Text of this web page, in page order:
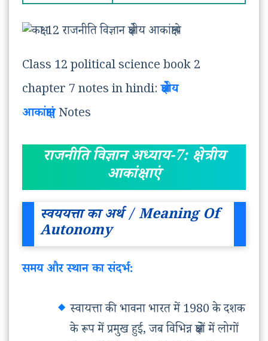
Class 12 political science book 2
chapter 7 notes in hindi:क्षेत्रीय
आकांक्षाएंNotes
राजनीति विज्ञान अध्याय-7: क्षेत्रीय
आकांक्षाएं
स्वययत्ता का अर्थ / Meaning Of
Autonomy
समय और स्थान का संदर्भ:
स्वायत्ता की भावना भारत में 1980 के दशक
के रूप में प्रमुख हुई, जब विभिन्न क्षेत्रों में लोगों